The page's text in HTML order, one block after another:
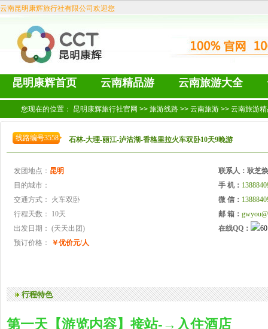
云南昆明康辉旅行社有限公司欢迎您
昆明康辉首页 云南精品游 云南旅游大全
您现在的位置： 昆明康辉旅行社官网 >> 旅游线路 >> 云南旅游 >> 云南旅游
线路编号3558 石林-大理-丽江-泸沽湖-香格里拉火车双卧10天9晚游
发团地点： 昆明
目的城市：
交通方式： 火车双卧
行程天数： 10天
出发日期： (天天出团)
预订价格：
￥优价元/人
联系人： 耿芝焕
手 机：
微 信：
邮 箱：
在线QQ：
行程特色
第一天【游览内容】接站-→入住酒店